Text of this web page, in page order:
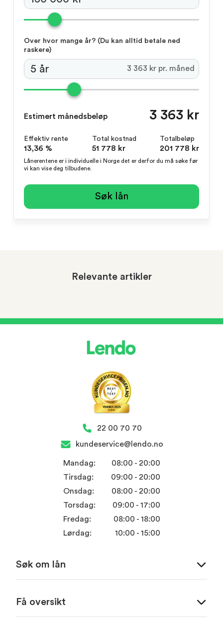
Over hvor mange år? (Du kan alltid betale ned
raskere)
3 363 kr pr. måned
Estimert månedsbeløp 3 363 kr
Effektiv rente
13,36 %
Total kostnad
51 778 kr
Totalbeløp
201 778 kr
Lånerentene er i individuelle i Norge det er derfor du må søke før
vi kan vise deg tilbudene.
Søk lån
Relevante artikler
22 00 70 70
kundeservice@lendo.no
Mandag:
08:00 - 20:00
Tirsdag:
09:00 - 20:00
Onsdag:
08:00 - 20:00
Torsdag:
09:00 - 17:00
Fredag:
08:00 - 18:00
Lørdag:
10:00 - 15:00
Søk om lån
Få oversikt